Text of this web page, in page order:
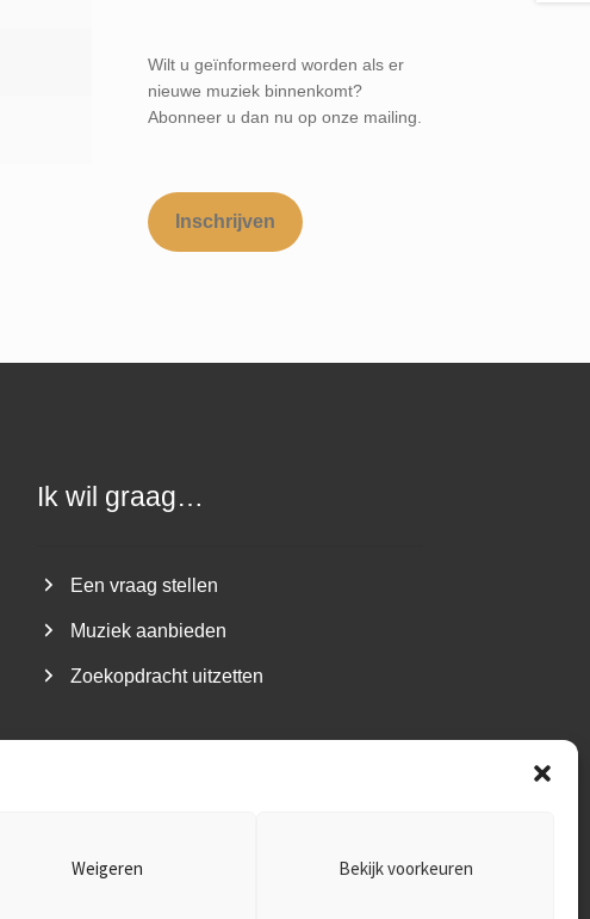
Weigeren Bekijk voorkeuren
Wilt u geïnformeerd worden als er
nieuwe muziek binnenkomt?
Abonneer u dan nu op onze mailing.
Inschrijven
Ik wil graag…
Een vraag stellen
Muziek aanbieden
Zoekopdracht uitzetten
~ Privacy policy